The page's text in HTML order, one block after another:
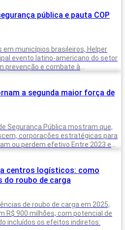
pública e pauta COP
municípios brasileiros, Helper
evento latino-americano do setor
prevenção e combate à
a segunda maior força de
Segurança Pública mostram que,
corporações estratégicas para
ou perdem efetivo Entre 2023 e
centros logísticos: como
do roubo de carga
de roubo de carga em 2025,
R$ 900 milhões, com potencial de
incluídos os efeitos indiretos: